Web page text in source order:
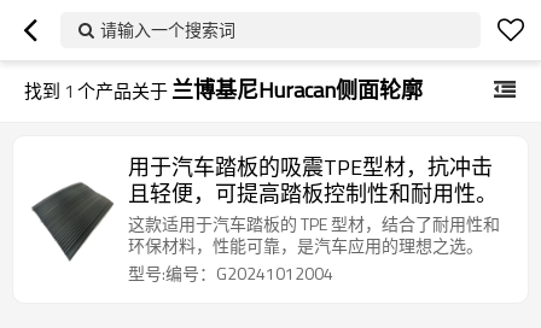
请输入一个搜索词
找到 1 个产品关于兰博基尼Huracan侧面轮廓
用于汽车踏板的吸震TPE型材，抗冲击
且轻便，可提高踏板控制性和耐用性。
这款适用于汽车踏板的 TPE 型材，结合了耐用性和
环保材料，性能可靠，是汽车应用的理想之选。
型号:编号：G20241012004